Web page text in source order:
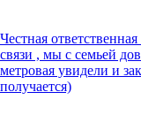
Честная
связи , мы с семьей
метровая увидели и
получается)